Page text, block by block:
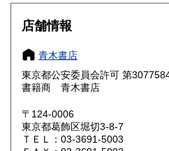
大阪府
奈良県
鳥取県 430円
岡山県
山口県 430円
店舗情報
青木書店
東京都公安委員会許可 第
書籍商 青木書店
〒124-0006
東京都葛飾区堀切3-8-7
ＴＥＬ：03-3691-5003